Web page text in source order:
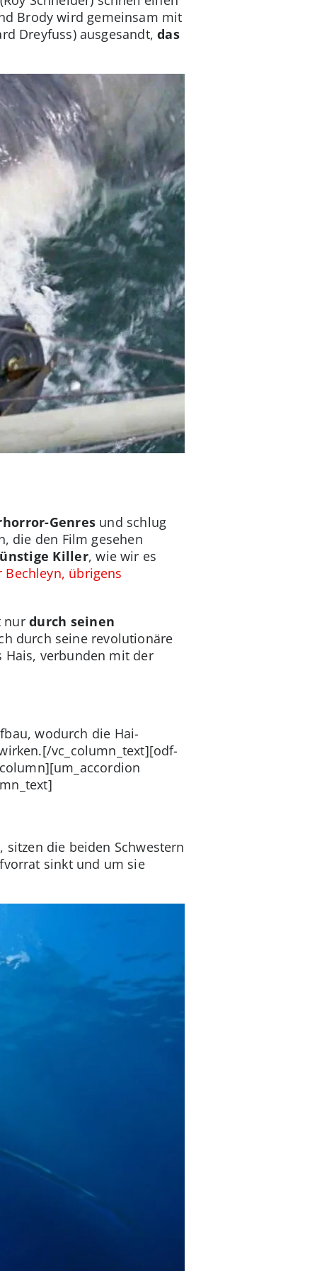
Brody wird gemeinsam mit
Dreyfuss) ausgesandt,das
Genres und schlug
die den Film gesehen
Killer, wie wir es
Bechleyn, übrigens
nurdurch seinen
durch seine revolutionäre
Hais, verbunden mit der
wodurch die Hai-
vc_column_text][odf-
, sitzen die beiden Schwestern
sinkt und um sie